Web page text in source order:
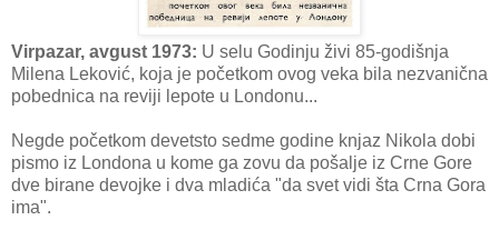
Virpazar, avgust 1973: U selu Godinju živi 85-godišnja
Milena Leković, koja je početkom ovog veka bila nezvanična
pobednica na reviji lepote u Londonu...
Negde početkom devetsto sedme godine knjaz Nikola dobi
pismo iz Londona u kome ga zovu da pošalje iz Crne Gore
dve birane devojke i dva mladića "da svet vidi šta Crna Gora
ima".